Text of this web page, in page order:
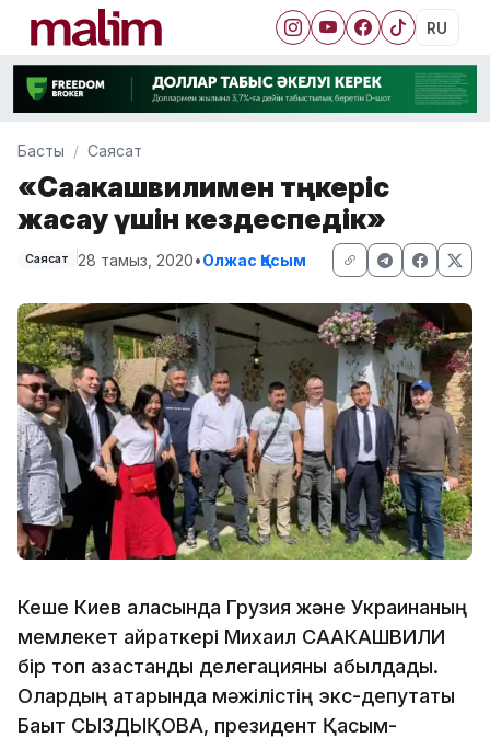
RU
Басты Саясат
«Саакашвилимен төңкеріс
жасау үшін кездеспедік»
Саясат 28 тамыз, 2020•Олжас Қасым
Кеше Киев қаласында Грузия және Украинаның
мемлекет қайраткері Михаил СААКАШВИЛИ
бір топ қазақстандық делегацияны қабылдады.
Олардың қатарында мәжілістің экс-депутаты
Бақыт СЫЗДЫҚОВА, президент Қасым-